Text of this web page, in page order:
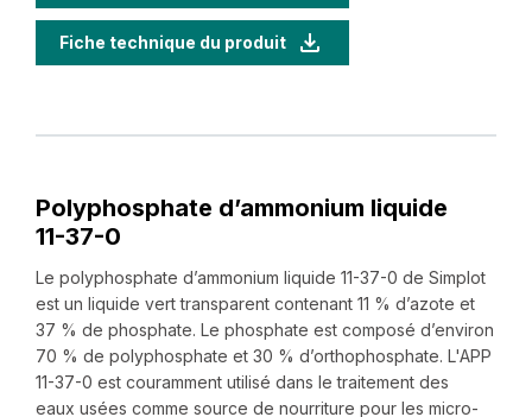
Fiche technique du produit
Polyphosphate d’ammonium liquide
‍11-‍37-‍0
Le polyphosphate d’ammonium liquide ‍11-‍37-‍0 de Simplot
est un liquide vert transparent contenant 11 % d’azote et
37 % de phosphate. Le phosphate est composé d’environ
70 % de polyphosphate et 30 % d’orthophosphate. L'APP
‍11-‍37-‍0 est couramment utilisé dans le traitement des
eaux usées comme source de nourriture pour les micro-